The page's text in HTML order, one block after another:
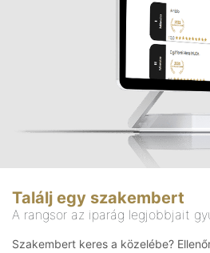
Találj egy szakembert
A rangsor az iparág legjobbjait
Szakembert keres a közelébe?